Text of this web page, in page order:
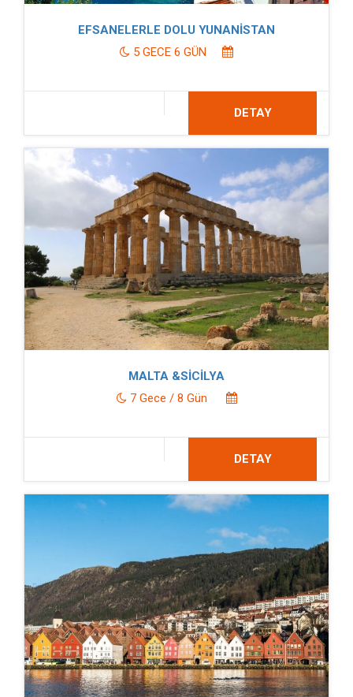
EFSANELERLE DOLU YUNANİSTAN
5 GECE 6 GÜN
DETAY
MALTA &SİCİLYA
7 Gece / 8 Gün
DETAY